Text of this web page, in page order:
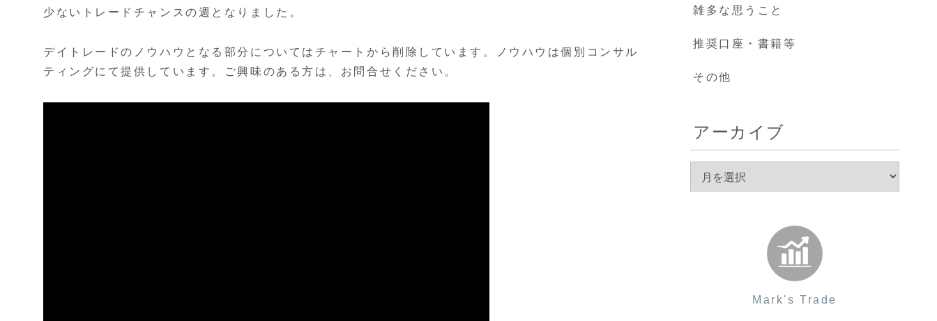
少ないトレードチャンスの週となりました。
デイトレードのノウハウとなる部分についてはチャートから削除しています。ノウハウは個別コンサル
ティングにて提供しています。ご興味のある方は、お問合せください。
雑多な思うこと
推奨口座・書籍等
その他
アーカイブ
Mark's Trade